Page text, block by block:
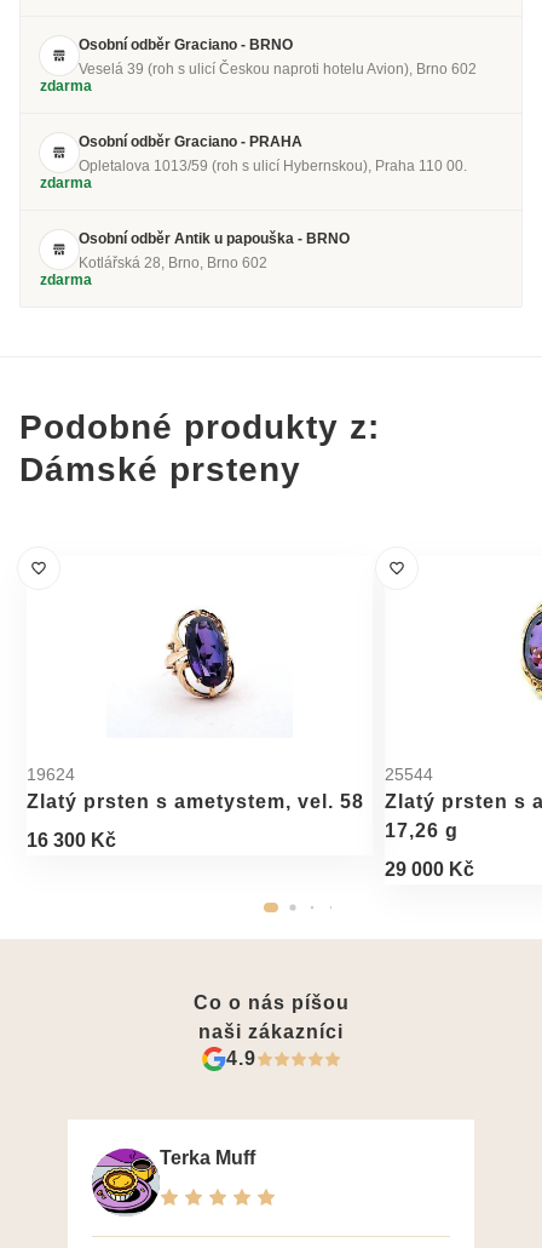
Osobní odběr Graciano - BRNO
Veselá 39 (roh s ulicí Českou naproti hotelu Avion), Brno 602
zdarma
Osobní odběr Graciano - PRAHA
Opletalova 1013/59 (roh s ulicí Hybernskou), Praha 110 00.
zdarma
Osobní odběr Antik u papouška - BRNO
Kotlářská 28, Brno, Brno 602
zdarma
Podobné produkty z:
Dámské prsteny
19624
Zlatý prsten s ametystem, vel. 58
16 300 Kč
25544
Zlatý prsten s
17,26 g
29 000 Kč
Co o nás píšou
naši zákazníci
4.9
Terka Muff